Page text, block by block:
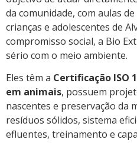
da comunidade, com aulas
crianças e adolescentes de
compromisso social, a Bio
sério com o meio ambiente.
Eles têm a Certificação ISO
em animais, possuem
nascentes e preservação da
resíduos sólidos, sistema
efluentes, treinamento e